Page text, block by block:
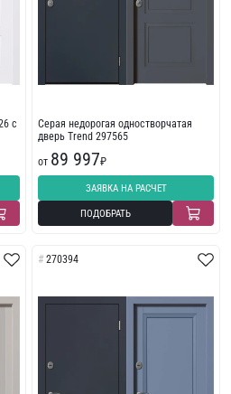
с
Серая недорогая одностворчатая
дверь Trend 297565
от 89 997₽
ЗАЯВКА НА РАСЧЕТ
ПОДОБРАТЬ
270394